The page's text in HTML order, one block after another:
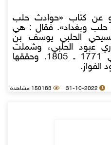
عن كتاب «حوادث حلب
حلب وبغداد». فقال : هي
الحلبي يوسف بن
عبود الحلبي، وشملت
الفترة الممتدة بين عامي 1771 ـ 1805. وحققها
31-10-2022 150183 مشاهدة